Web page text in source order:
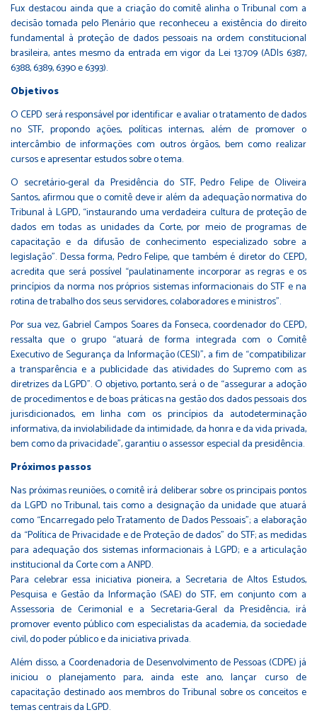
Fux destacou ainda que a criação do comitê alinha o Tribunal com a
decisão tomada pelo Plenário que reconheceu a existência do direito
fundamental à proteção de dados pessoais na ordem constitucional
brasileira, antes mesmo da entrada em vigor da Lei 13.709 (ADIs 6387,
6388, 6389, 6390 e 6393).
Objetivos
O CEPD será responsável por identificar e avaliar o tratamento de dados
no STF, propondo ações, políticas internas, além de promover o
intercâmbio de informações com outros órgãos, bem como realizar
cursos e apresentar estudos sobre o tema.
O secretário-geral da Presidência do STF, Pedro Felipe de Oliveira
Santos, afirmou que o comitê deve ir além da adequação normativa do
Tribunal à LGPD, “instaurando uma verdadeira cultura de proteção de
dados em todas as unidades da Corte, por meio de programas de
capacitação e da difusão de conhecimento especializado sobre a
legislação”. Dessa forma, Pedro Felipe, que também é diretor do CEPD,
acredita que será possível “paulatinamente incorporar as regras e os
princípios da norma nos próprios sistemas informacionais do STF e na
rotina de trabalho dos seus servidores, colaboradores e ministros”.
Por sua vez, Gabriel Campos Soares da Fonseca, coordenador do CEPD,
ressalta que o grupo “atuará de forma integrada com o Comitê
Executivo de Segurança da Informação (CESI)”, a fim de “compatibilizar
a transparência e a publicidade das atividades do Supremo com as
diretrizes da LGPD”. O objetivo, portanto, será o de “assegurar a adoção
de procedimentos e de boas práticas na gestão dos dados pessoais dos
jurisdicionados, em linha com os princípios da autodeterminação
informativa, da inviolabilidade da intimidade, da honra e da vida privada,
bem como da privacidade”, garantiu o assessor especial da presidência.
Próximos passos
Nas próximas reuniões, o comitê irá deliberar sobre os principais pontos
da LGPD no Tribunal, tais como a designação da unidade que atuará
como “Encarregado pelo Tratamento de Dados Pessoais”; a elaboração
da “Política de Privacidade e de Proteção de dados” do STF; as medidas
para adequação dos sistemas informacionais à LGPD; e a articulação
institucional da Corte com a ANPD.
Para celebrar essa iniciativa pioneira, a Secretaria de Altos Estudos,
Pesquisa e Gestão da Informação (SAE) do STF, em conjunto com a
Assessoria de Cerimonial e a Secretaria-Geral da Presidência, irá
promover evento público com especialistas da academia, da sociedade
civil, do poder público e da iniciativa privada.
Além disso, a Coordenadoria de Desenvolvimento de Pessoas (CDPE) já
iniciou o planejamento para, ainda este ano, lançar curso de
capacitação destinado aos membros do Tribunal sobre os conceitos e
temas centrais da LGPD.